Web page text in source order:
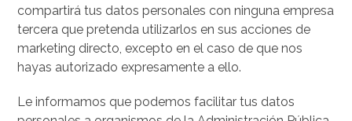
compartirá tus datos personales con ninguna empresa
tercera que pretenda utilizarlos en sus acciones de
marketing directo, excepto en el caso de que nos
hayas autorizado expresamente a ello.
Le informamos que podemos facilitar tus datos